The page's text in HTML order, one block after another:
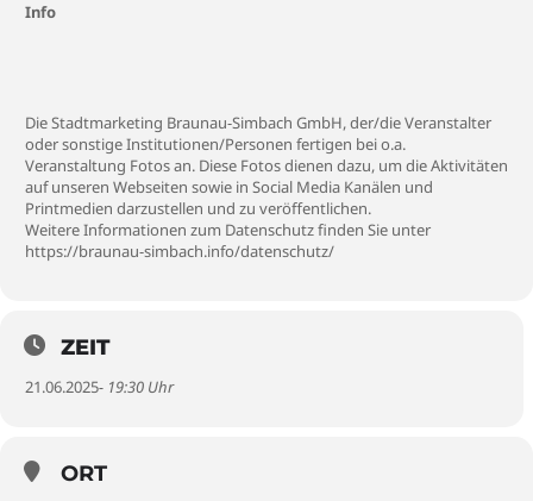
Info
Die Stadtmarketing Braunau-Simbach GmbH, der/die Veranstalter
oder sonstige Institutionen/Personen fertigen bei o.a.
Veranstaltung Fotos an. Diese Fotos dienen dazu, um die Aktivitäten
auf unseren Webseiten sowie in Social Media Kanälen und
Printmedien darzustellen und zu veröffentlichen.
Weitere Informationen zum Datenschutz finden Sie unter
https://braunau-simbach.info/datenschutz/
ZEIT
21.06.2025- 19:30 Uhr
ORT